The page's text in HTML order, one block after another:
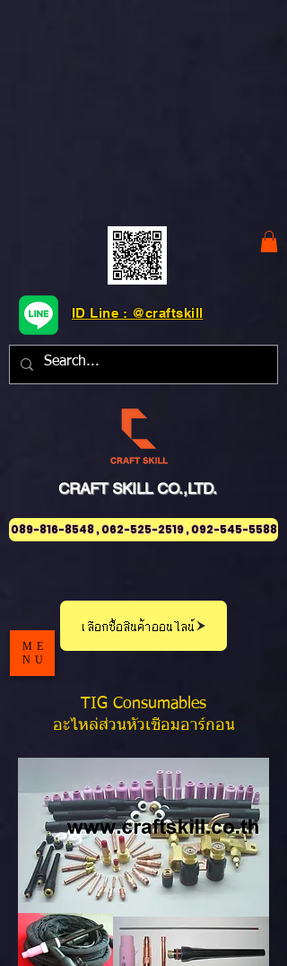
CRAFT SKILL CO.,LTD.
ID Line : @craftskill
089-816-8548 , 062-525-2519 , 092-545-5588
เลือกซื้อสินค้าออนไลน์
ME
NU
TIG Consumables
อะไหล่ส่วนหัวเชื่อมอาร์กอน